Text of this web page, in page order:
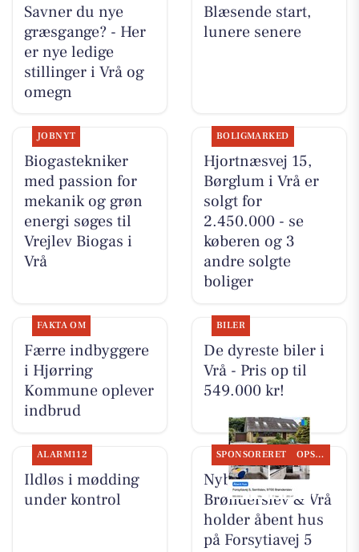
Savner du nye
græsgange? - Her
er nye ledige
stillinger i Vrå og
omegn
Blæsende start,
lunere senere
JOBNYT
Biogastekniker
med passion for
mekanik og grøn
energi søges til
Vrejlev Biogas i
Vrå
BOLIGMARKED
Hjortnæsvej 15,
Børglum i Vrå er
solgt for
2.450.000 - se
køberen og 3
andre solgte
boliger
FAKTA OM
Færre indbyggere
i Hjørring
Kommune oplever
indbrud
BILER
De dyreste biler i
Vrå - Pris op til
549.000 kr!
ALARM112
Ildløs i mødding
under kontrol
SPONSORERET OPSLAGSTAVLEN
Nybolig
Brønderslev & Vrå
holder åbent hus
på Forsytiavej 5